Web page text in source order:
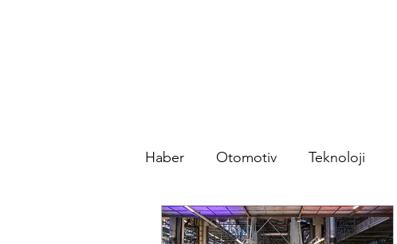
Haber Otomotiv Teknoloji